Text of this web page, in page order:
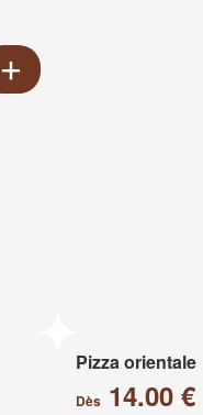
Pizza orientale
Dès 14.00 €